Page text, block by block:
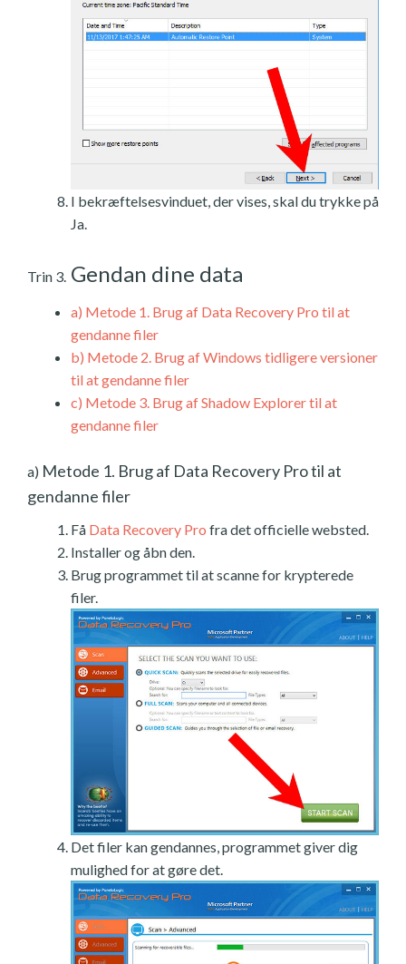
I bekræftelsesvinduet, der vises, skal du trykke på
Ja.
Trin 3. Gendan dine data
a) Metode 1. Brug af Data Recovery Pro til at
gendanne filer
b) Metode 2. Brug af Windows tidligere versioner
til at gendanne filer
c) Metode 3. Brug af Shadow Explorer til at
gendanne filer
a) Metode 1. Brug af Data Recovery Pro til at
gendanne filer
Få Data Recovery Pro fra det officielle websted.
Installer og åbn den.
Brug programmet til at scanne for krypterede
filer.
Det filer kan gendannes, programmet giver dig
mulighed for at gøre det.